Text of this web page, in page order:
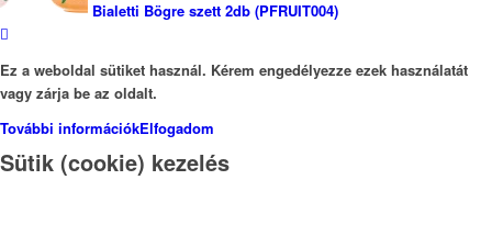
Bialetti Bögre szett 2db (PFRUIT004)
Ez a weboldal sütiket használ. Kérem engedélyezze ezek használatát
vagy zárja be az oldalt.
További információkElfogadom
Sütik (cookie) kezelés